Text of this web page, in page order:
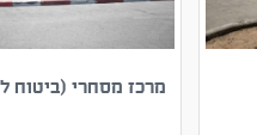
מרכז מסחרי (ביטוח